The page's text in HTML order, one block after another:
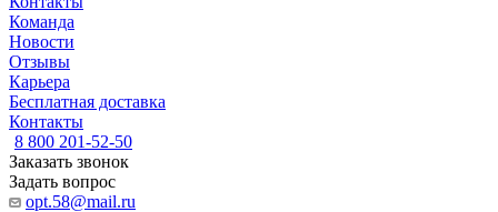
Команда
Новости
Отзывы
Карьера
Бесплатная доставка
Контакты
8 800 201-52-50
Заказать звонок
Задать вопрос
opt.58@mail.ru